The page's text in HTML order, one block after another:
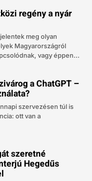
regény a nyár
meg olyan
Magyarországról
vagy éppen...
a ChatGPT –
szervezésen túl is
ott van a
szeretné
Hegedűs